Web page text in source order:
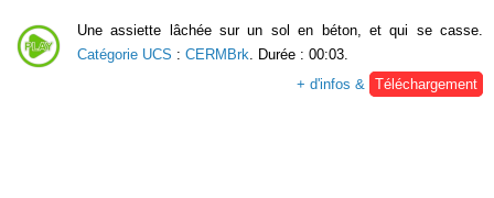
Une assiette lâchée sur un sol en béton, et qui se casse.
Catégorie UCS : CERMBrk . Durée : 00:03.
+ d'infos &
Téléchargement